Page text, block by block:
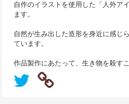
自作のイラストを使用した「人外ア
ます。
自然が生み出した造形を身近に感じ
ています。
作品製作にあたって、生き物を殺す